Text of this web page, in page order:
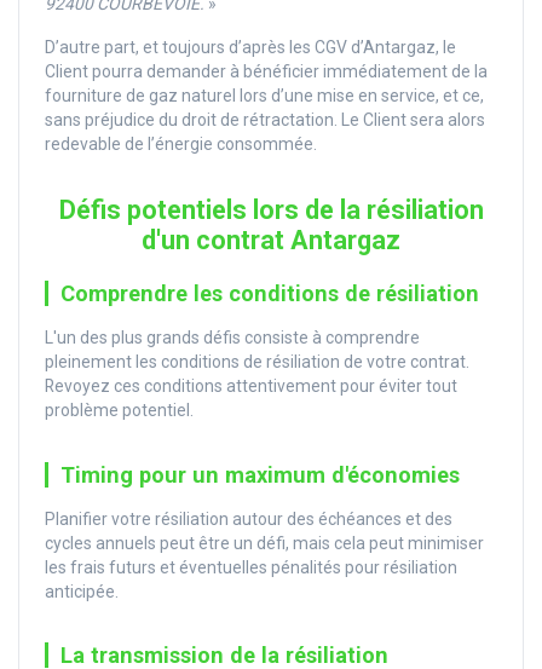
D’autre part, et toujours d’après les CGV d’Antargaz, le
Client pourra demander à bénéficier immédiatement de la
fourniture de gaz naturel lors d’une mise en service, et ce,
sans préjudice du droit de rétractation. Le Client sera alors
redevable de l’énergie consommée.
Défis potentiels lors de la résiliation
d'un contrat Antargaz
Comprendre les conditions de résiliation
L'un des plus grands défis consiste à comprendre
pleinement les conditions de résiliation de votre contrat.
Revoyez ces conditions attentivement pour éviter tout
problème potentiel.
Timing pour un maximum d'économies
Planifier votre résiliation autour des échéances et des
cycles annuels peut être un défi, mais cela peut minimiser
les frais futurs et éventuelles pénalités pour résiliation
anticipée.
La transmission de la résiliation